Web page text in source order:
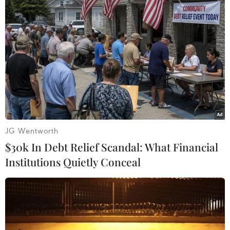
phương báo cáo, cung cấp thông tin, số liệu, cử
cán bộ phối hợp thực hiện và giải quyết vướng
mắc của địa phương đó và thực hiện các nhiệm
vụ khác mà thành viên Chính phủ có thẩm
quyền và theo chỉ đạo của Thủ tướng Chính
phủ./.
(TTXVN/Vietnam+)
JG Wentworth
$30k In Debt Relief Scandal: What Financial
Institutions Quietly Conceal